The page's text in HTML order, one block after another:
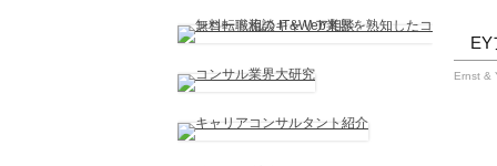
EY
Ernst &